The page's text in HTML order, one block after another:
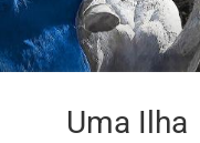
Uma Ilha